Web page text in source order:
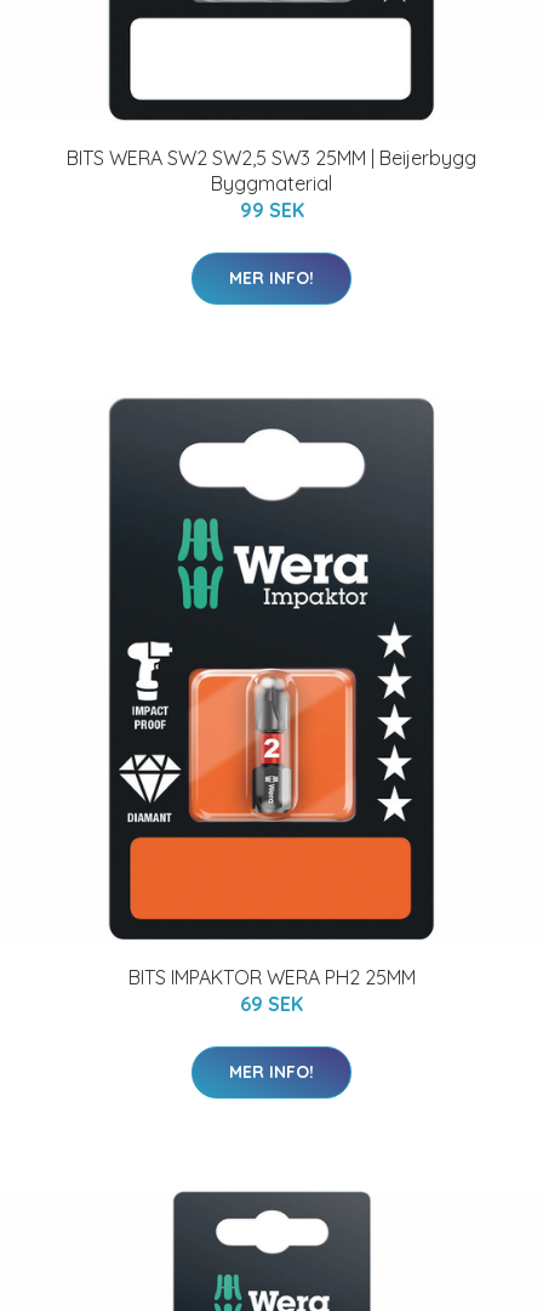
BITS WERA SW2 SW2,5 SW3 25MM | Beijerbygg
Byggmaterial
99 SEK
MER INFO!
BITS IMPAKTOR WERA PH2 25MM
69 SEK
MER INFO!